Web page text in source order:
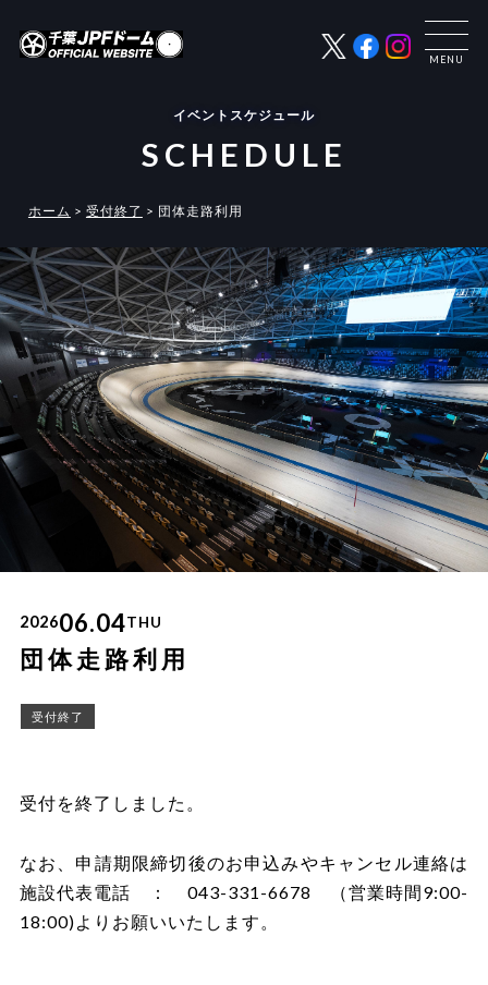
イベントスケジュール
SCHEDULE
ホーム > 受付終了 > 団体走路利用
202606.04THU
団体走路利用
受付終了
受付を終了しました。
なお、申請期限締切後のお申込みやキャンセル連絡は
施設代表電話 ： 043-331-6678 （営業時間9:00-
18:00)よりお願いいたします。